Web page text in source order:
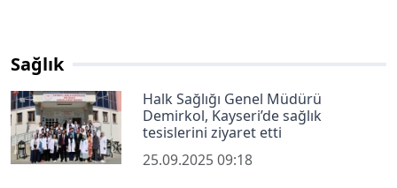
Sağlık
Halk Sağlığı Genel Müdürü
Demirkol, Kayseri’de sağlık
tesislerini ziyaret etti
25.09.2025 09:18